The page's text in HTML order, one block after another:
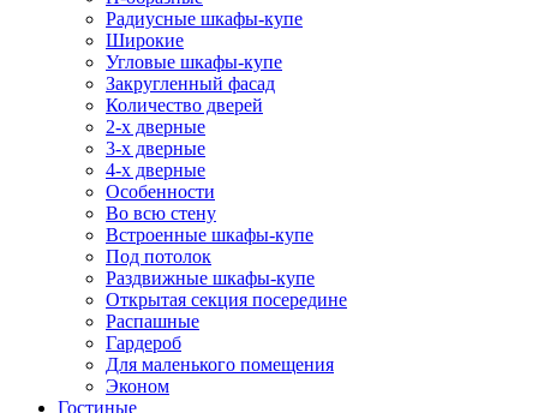
Радиусные шкафы-купе
Широкие
Угловые шкафы-купе
Закругленный фасад
Количество дверей
2-х дверные
3-х дверные
4-х дверные
Особенности
Во всю стену
Встроенные шкафы-купе
Под потолок
Раздвижные шкафы-купе
Открытая секция посередине
Распашные
Гардероб
Для маленького помещения
Эконом
Гостиные